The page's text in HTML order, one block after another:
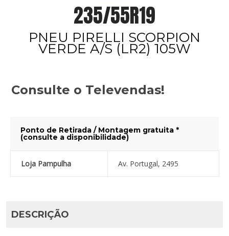
235/55R19
PNEU PIRELLI SCORPION
VERDE A/S (LR2) 105W
Consulte o Televendas!
Ponto de Retirada / Montagem gratuita *
(consulte a disponibilidade)
Loja Pampulha Av. Portugal, 2495
DESCRIÇÃO